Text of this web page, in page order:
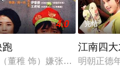
庆饰）、张果老（梁汉威
4.0
跑
董稚 饰）嫌张三（徐峥 饰
完结
江南四
明朝正德